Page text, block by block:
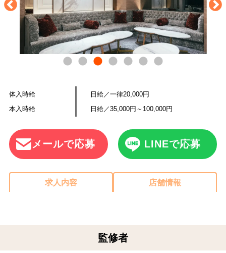
体入時給
日給／一律20,000円
本入時給
日給／35,000円～100,000円
メールで応募 LINEで応募
求人内容 店舗情報
監修者